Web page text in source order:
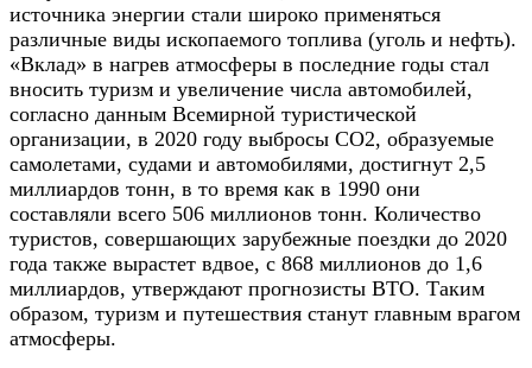
источника энергии стали широко применяться
различные виды ископаемого топлива (уголь и нефть).
«Вклад» в нагрев атмосферы в последние годы стал
вносить туризм и увеличение числа автомобилей,
согласно данным Всемирной туристической
организации, в 2020 году выбросы СО2, образуемые
самолетами, судами и автомобилями, достигнут 2,5
миллиардов тонн, в то время как в 1990 они
составляли всего 506 миллионов тонн. Количество
туристов, совершающих зарубежные поездки до 2020
года также вырастет вдвое, с 868 миллионов до 1,6
миллиардов, утверждают прогнозисты ВТО. Таким
образом, туризм и путешествия станут главным врагом
атмосферы.